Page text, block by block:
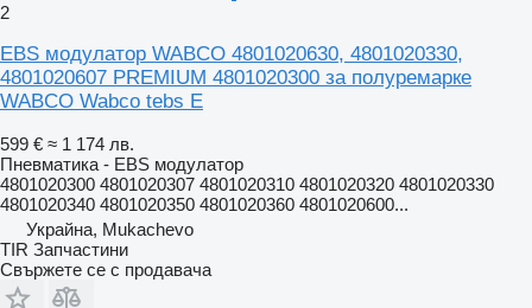
2
EBS модулатор WABCO 4801020630, 4801020330,
4801020607 PREMIUM 4801020300 за полуремарке
WABCO Wabco tebs E
599 € ≈ 1 174 лв.
Пневматика - EBS модулатор
4801020300 4801020307 4801020310 4801020320 4801020330
4801020340 4801020350 4801020360 4801020600...
Украйна, Mukachevo
TIR Запчастини
Свържете се с продавача